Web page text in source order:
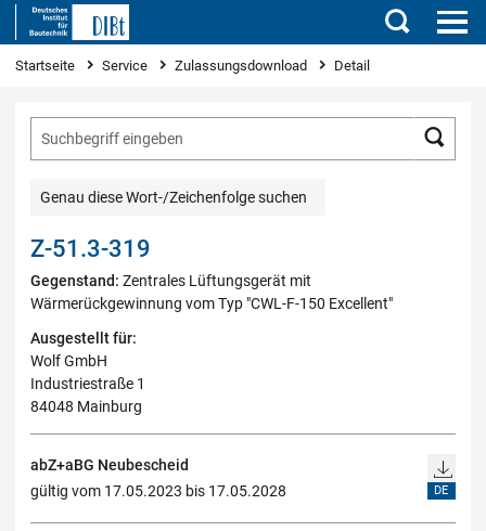
Suchen
Sie sind hier
Startseite Service Zulassungsdownload Detail
Genau diese Wort-/Zeichenfolge suchen
Z-51.3-319
Gegenstand: Zentrales Lüftungsgerät mit
Wärmerückgewinnung vom Typ "CWL-F-150 Excellent"
Ausgestellt für:
Wolf GmbH
Industriestraße 1
84048 Mainburg
abZ+aBG Neubescheid
gültig vom 17.05.2023 bis 17.05.2028
DE